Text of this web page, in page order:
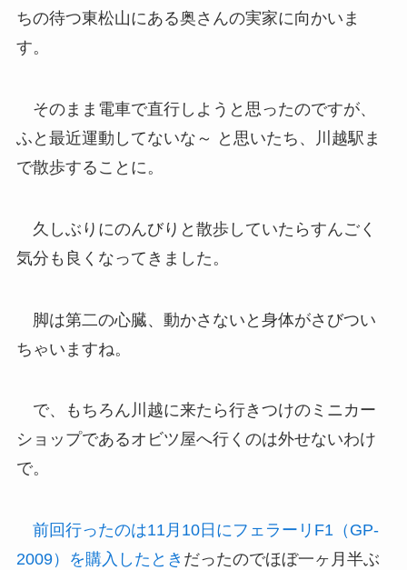
ちの待つ東松山にある奥さんの実家に向かいま
す。
そのまま電車で直行しようと思ったのですが、
ふと最近運動してないな～ と思いたち、川越駅ま
で散歩することに。
久しぶりにのんびりと散歩していたらすんごく
気分も良くなってきました。
脚は第二の心臓、動かさないと身体がさびつい
ちゃいますね。
で、もちろん川越に来たら行きつけのミニカー
ショップであるオビツ屋へ行くのは外せないわけ
で。
前回行ったのは11月10日にフェラーリF1（GP‐
2009）を購入したとき だったのでほぼ一ヶ月半ぶ